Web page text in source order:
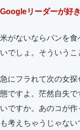
Googleリーダーが好
米がないならパンを
いでしょ。そういうこ
急にフラれて次の女
態ですよ。茫然自失
いですか。あのコが
も考えちゃうじゃない